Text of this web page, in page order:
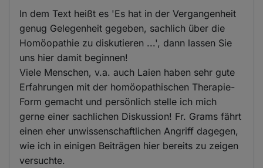
In dem Text heißt es 'Es hat in der Vergangenheit
genug Gelegenheit gegeben, sachlich über die
Homöopathie zu diskutieren ...', dann lassen Sie
uns hier damit beginnen!
Viele Menschen, v.a. auch Laien haben sehr gute
Erfahrungen mit der homöopathischen Therapie-
Form gemacht und persönlich stelle ich mich
gerne einer sachlichen Diskussion! Fr. Grams fährt
einen eher unwissenschaftlichen Angriff dagegen,
wie ich in einigen Beiträgen hier bereits zu zeigen
versuchte.